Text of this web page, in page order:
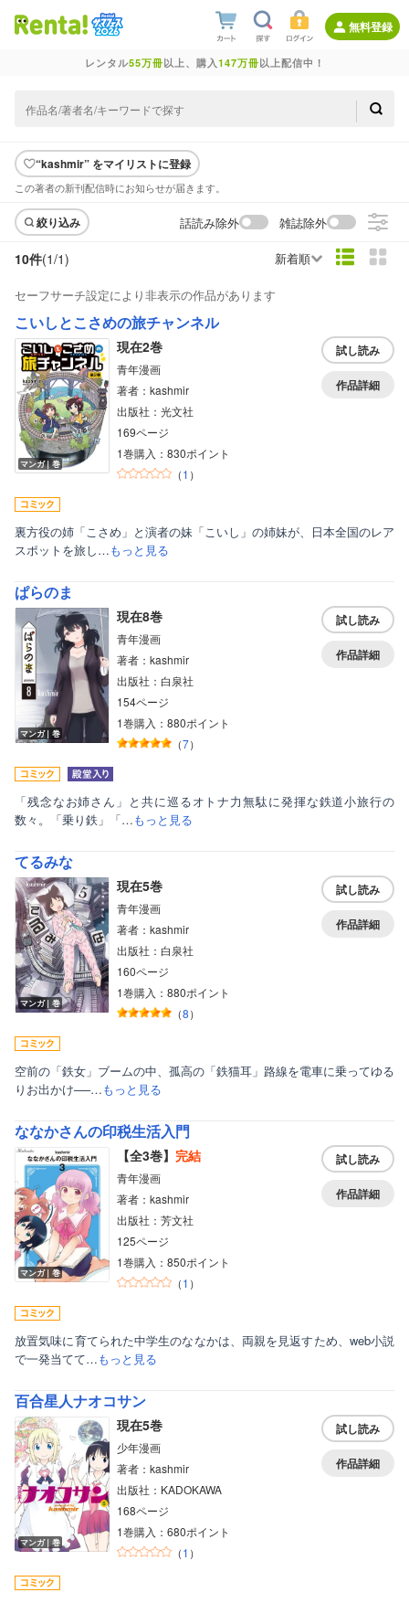
無料登録
レンタル55万冊以上、購入147万冊以上配信中！
“kashmir” をマイリストに登録
この著者の新刊配信時にお知らせが届きます。
絞り込み 話読み除外 雑誌除外
10件(1/1) 新着順
セーフサーチ設定により非表示の作品があります
こいしとこさめの旅チャンネル
マンガ｜巻
現在2巻
青年漫画
著者：kashmir
出版社：光文社
169ページ
1巻購入：830ポイント
（1 ）
試し読み
作品詳細
裏方役の姉「こさめ」と演者の妹「こいし」の姉妹が、日本全国のレア
スポットを旅し…もっと見る
ぱらのま
マンガ｜巻
現在8巻
青年漫画
著者：kashmir
出版社：白泉社
154ページ
1巻購入：880ポイント
（7）
試し読み
作品詳細
「残念なお姉さん」と共に巡るオトナ力無駄に発揮な鉄道小旅行の
数々。「乗り鉄」「…もっと見る
てるみな
マンガ｜巻
現在5巻
青年漫画
著者：kashmir
出版社：白泉社
160ページ
1巻購入：880ポイント
（8）
試し読み
作品詳細
空前の「鉄女」ブームの中、孤高の「鉄猫耳」路線を電車に乗ってゆる
りお出かけ──…もっと見る
ななかさんの印税生活入門
マンガ｜巻
【全3巻】 完結
青年漫画
著者：kashmir
出版社：芳文社
125ページ
1巻購入：850ポイント
（1 ）
試し読み
作品詳細
放置気味に育てられた中学生のななかは、両親を見返すため、web小説
で一発当てて…もっと見る
百合星人ナオコサン
マンガ｜巻
現在5巻
少年漫画
著者：kashmir
出版社：KADOKAWA
168ページ
1巻購入：680ポイント
（1 ）
試し読み
作品詳細